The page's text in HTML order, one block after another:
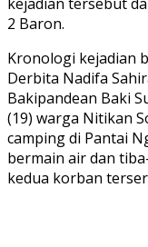
2 Baron.
Kronologi kejadian
Derbita Nadifa
Bakipandean Baki
(19) warga Nitikan
camping di Pantai
bermain air dan
kedua korban